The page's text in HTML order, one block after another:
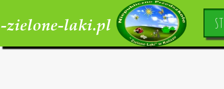
zielone-laki.pl